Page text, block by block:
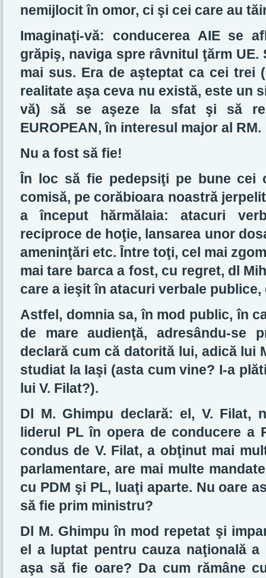
nemijlocit în omor, ci şi cei care au
Imaginaţi-vă: conducerea AIE se
grăpiş, naviga spre râvnitul ţărm
mai sus. Era de aşteptat ca cei trei
realitate aşa ceva nu există, este un
vă) să se aşeze la sfat şi să
EUROPEAN, în interesul major al RM.
Nu a fost să fie!
În loc să fie pedepsiţi pe bune cei
comisă, pe corăbioara noastră
a început hărmălaia: atacuri
reciproce de hoţie, lansarea unor
ameninţări etc. Între toţi, cel mai
mai tare barca a fost, cu regret, dl
care a ieşit în atacuri verbale
Astfel, domnia sa, în mod public, în
de mare audienţă, adresându-se
declară cum că datorită lui, adică lui
studiat la Iaşi (asta cum vine? I-a
lui V. Filat?).
Dl M. Ghimpu declară: el, V. Filat,
liderul PL în opera de conducere a
condus de V. Filat, a obţinut mai
parlamentare, are mai multe
cu PDM şi PL, luaţi aparte. Nu oare
să fie prim ministru?
Dl M. Ghimpu în mod repetat şi
el a luptat pentru cauza naţională a
aşa să fie oare? Da cum rămâne